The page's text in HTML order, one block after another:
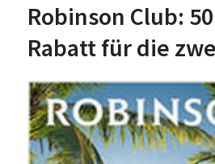
Robinson Club:
Rabatt für die